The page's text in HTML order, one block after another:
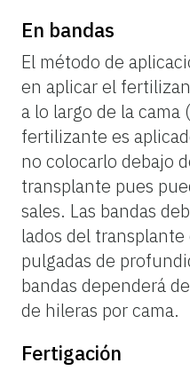
En bandas
El método de
en aplicar el
a lo largo de la
fertilizante es
no colocarlo debajo
transplante pues
sales. Las bandas
lados del
pulgadas de
bandas dependerá
de hileras por cama.
Fertigación